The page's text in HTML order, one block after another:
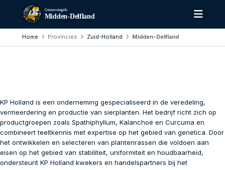
Gemeentegids
Midden-Delfland
Home Provincies Zuid-Holland Midden-Delfland
KP Holland is een onderneming gespecialiseerd in de veredeling,
vermeerdering en productie van sierplanten. Het bedrijf richt zich op
productgroepen zoals Spathiphyllum, Kalanchoë en Curcuma en
combineert teeltkennis met expertise op het gebied van genetica. Door
het ontwikkelen en selecteren van plantenrassen die voldoen aan
eisen op het gebied van stabiliteit, uniformiteit en houdbaarheid,
ondersteunt KP Holland kwekers en handelspartners bij het